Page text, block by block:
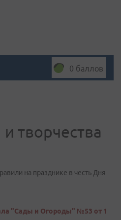
0 баллов
творчества
на празднике в честь Дня
"Сады и Огороды" №53 от 1